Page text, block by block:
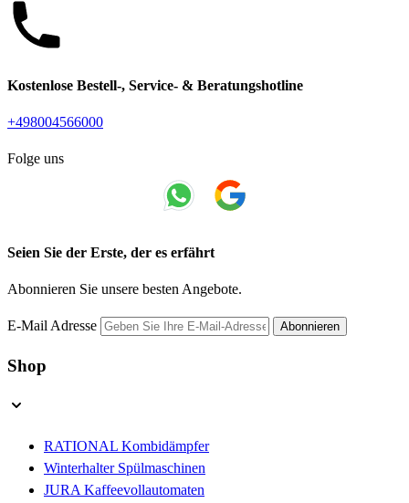
Kostenlose Bestell-, Service- & Beratungshotline
+498004566000
Folge uns
Seien Sie der Erste, der es erfährt
Abonnieren Sie unsere besten Angebote.
E-Mail Adresse Abonnieren
Shop
RATIONAL Kombidämpfer
Winterhalter Spülmaschinen
JURA Kaffeevollautomaten